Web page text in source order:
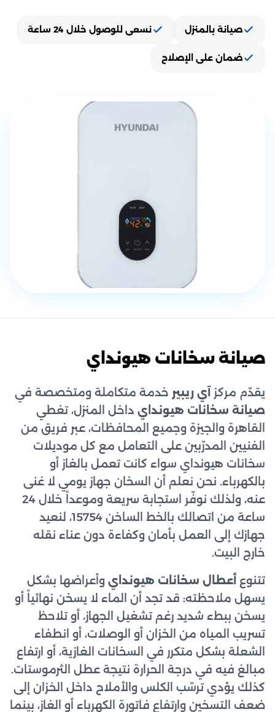
صيانة بالمنزل نسعى للوصول خلال 24 ساعة
ضمان على الإصلاح
صيانة سخانات هيونداي
يقدّم مركز آي ريبير خدمة متكاملة ومتخصصة في
صيانة سخانات هيونداي داخل المنزل، تغطي
القاهرة والجيزة وجميع المحافظات، عبر فريق من
الفنيين المدرّبين على التعامل مع كل موديلات
سخانات هيونداي سواء كانت تعمل بالغاز أو
بالكهرباء. نحن نعلم أن السخان جهاز يومي لا غنى
عنه، ولذلك نوفّر استجابة سريعة وموعداً خلال 24
ساعة من اتصالك بالخط الساخن 15754، لنعيد
جهازك إلى العمل بأمان وكفاءة دون عناء نقله
خارج البيت.
تتنوع أعطال سخانات هيونداي وأعراضها بشكل
يسهل ملاحظته: قد تجد أن الماء لا يسخن نهائياً أو
يسخن ببطء شديد رغم تشغيل الجهاز، أو تلاحظ
تسريب المياه من الخزان أو الوصلات، أو انطفاء
الشعلة بشكل متكرر في السخانات الغازية، أو ارتفاع
مبالغ فيه في درجة الحرارة نتيجة عطل الثرموستات.
كذلك يؤدي ترسّب الكلس والأملاح داخل الخزان إلى
ضعف التسخين وارتفاع فاتورة الكهرباء أو الغاز، بينما